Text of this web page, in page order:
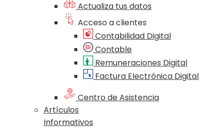
Actualiza tus datos
Acceso a clientes
Contabilidad Digital
Contable
Remuneraciones Digital
Factura Electrónica Digital
Centro de Asistencia
Artículos
Informativos